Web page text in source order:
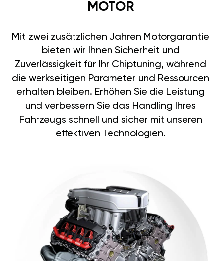
MOTOR
Mit zwei zusätzlichen Jahren Motorgarantie
bieten wir Ihnen Sicherheit und
Zuverlässigkeit für Ihr Chiptuning, während
die werkseitigen Parameter und Ressourcen
erhalten bleiben. Erhöhen Sie die Leistung
und verbessern Sie das Handling Ihres
Fahrzeugs schnell und sicher mit unseren
effektiven Technologien.